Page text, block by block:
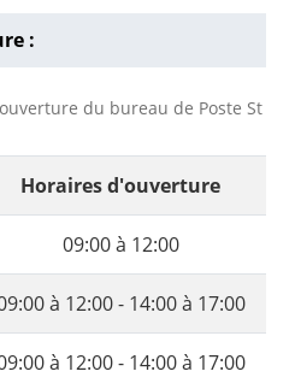
:
du bureau de Poste St
Horaires d'ouverture
09:00 à 12:00
à 12:00 - 14:00 à 17:00
à 12:00 - 14:00 à 17:00